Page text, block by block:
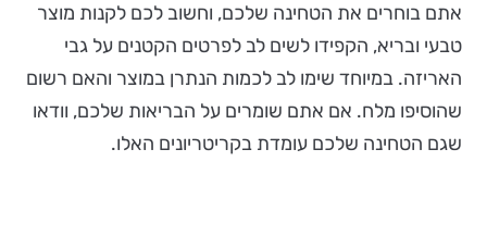
אתם בוחרים את הטחינה שלכם, וחשוב לכם לקנות מוצר
טבעי ובריא, הקפידו לשים לב לפרטים הקטנים על גבי
האריזה. במיוחד שימו לב לכמות הנתרן במוצר והאם רשום
שהוסיפו מלח. אם אתם שומרים על הבריאות שלכם, וודאו
שגם הטחינה שלכם עומדת בקריטריונים האלו.